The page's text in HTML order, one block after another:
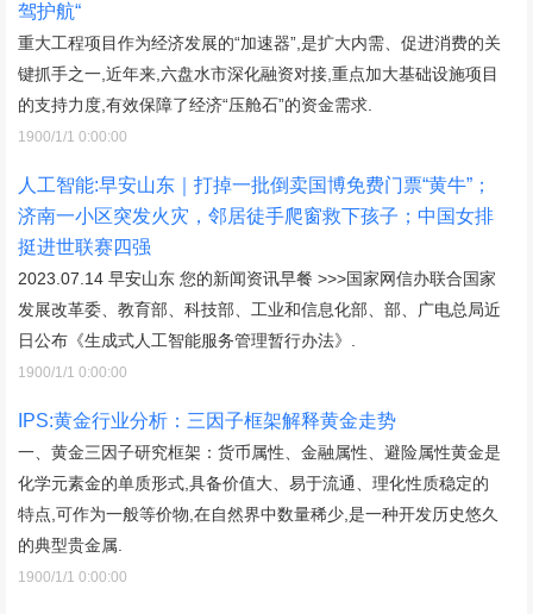
驾护航“
重大工程项目作为经济发展的“加速器”,是扩大内需、促进消费的关
键抓手之一,近年来,六盘水市深化融资对接,重点加大基础设施项目
的支持力度,有效保障了经济“压舱石”的资金需求.
1900/1/1 0:00:00
人工智能:早安山东｜打掉一批倒卖国博免费门票“黄牛”；
济南一小区突发火灾，邻居徒手爬窗救下孩子；中国女排
挺进世联赛四强
2023.07.14 早安山东 您的新闻资讯早餐 >>>国家网信办联合国家
发展改革委、教育部、科技部、工业和信息化部、部、广电总局近
日公布《生成式人工智能服务管理暂行办法》.
1900/1/1 0:00:00
IPS:黄金行业分析：三因子框架解释黄金走势
一、黄金三因子研究框架：货币属性、金融属性、避险属性黄金是
化学元素金的单质形式,具备价值大、易于流通、理化性质稳定的
特点,可作为一般等价物,在自然界中数量稀少,是一种开发历史悠久
的典型贵金属.
1900/1/1 0:00:00